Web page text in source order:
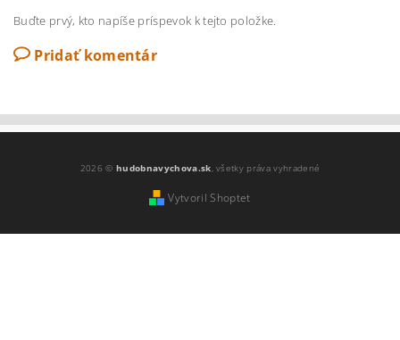
Buďte prvý, kto napíše príspevok k tejto položke.
Pridať komentár
2026 ©hudobnavychova.sk, všetky práva vyhradené
Vytvoril Shoptet